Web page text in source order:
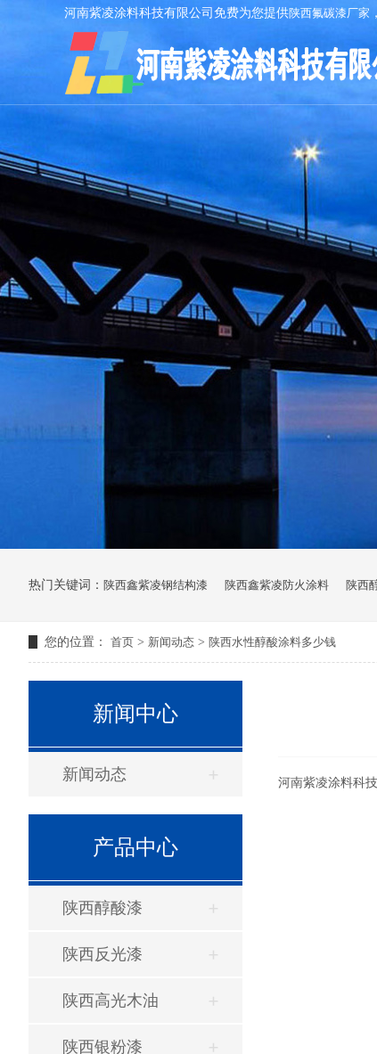
河南紫凌涂料科技有限公司免费为您提供陕西氟碳漆厂家
热门关键词： 陕西鑫紫凌钢结构漆 陕西鑫紫凌防火涂料 陕西
您的位置： 首页 > 新闻动态 > 陕西水性醇酸涂料多少钱
新闻中心
新闻动态
产品中心
陕西醇酸漆
陕西反光漆
陕西高光木油
陕西银粉漆
河南紫凌涂料科